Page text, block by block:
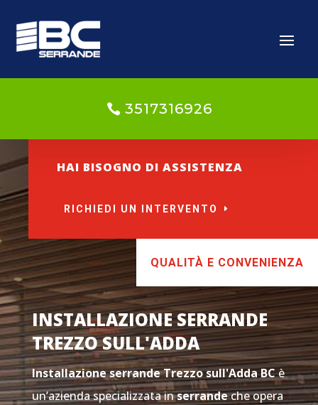
3517316926
HAI BISOGNO DI ASSISTENZA
RICHIEDI UN INTERVENTO
QUALITÀ E CONVENIENZA
INSTALLAZIONE SERRANDE
TREZZO SULL'ADDA
Installazione serrande Trezzo sull'AddaBCè
un’azienda specializzata inserrandeche opera